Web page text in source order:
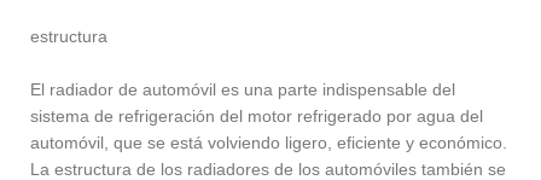
estructura
El radiador de automóvil es una parte indispensable del
sistema de refrigeración del motor refrigerado por agua del
automóvil, que se está volviendo ligero, eficiente y económico.
La estructura de los radiadores de los automóviles también se